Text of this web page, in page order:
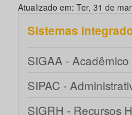
Atualizado em: Ter, 31 de
Sistemas
SIGAA - Acadêmico
SIPAC -
SIGRH - Recursos